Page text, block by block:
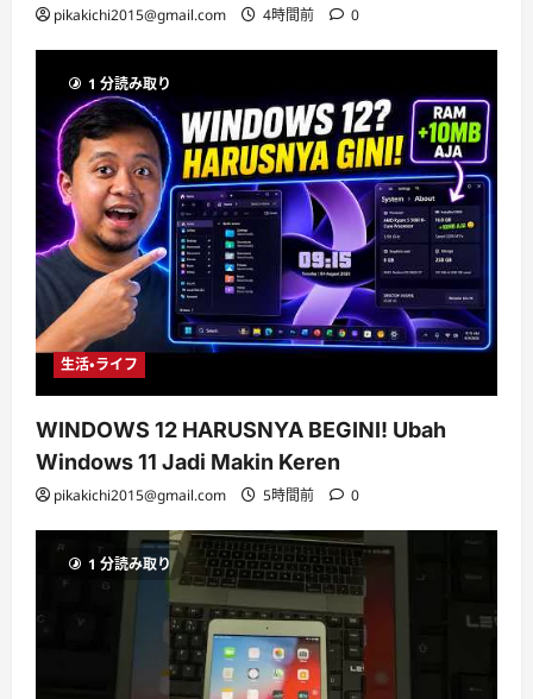
pikakichi2015@gmail.com 4時間前 0
1 分読み取り
生活・ライフ
WINDOWS 12 HARUSNYA BEGINI! Ubah
Windows 11 Jadi Makin Keren
pikakichi2015@gmail.com 5時間前 0
1 分読み取り